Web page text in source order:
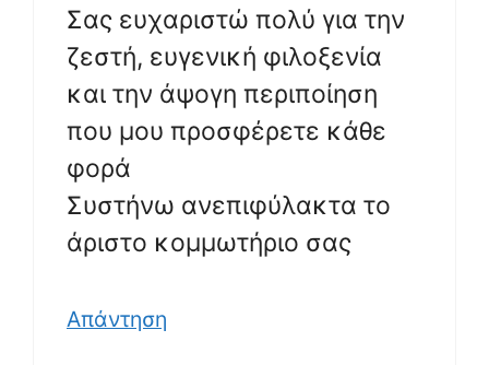
Σας ευχαριστώ πολύ για την
ζεστή, ευγενική φιλοξενία
και την άψογη περιποίηση
που μου προσφέρετε κάθε
φορά
Συστήνω ανεπιφύλακτα το
άριστο κομμωτήριο σας
Απάντηση